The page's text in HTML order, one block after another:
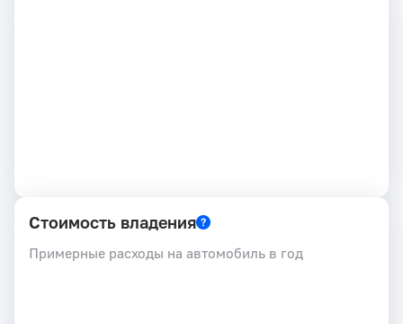
Стоимость владения
Примерные расходы на автомобиль в год